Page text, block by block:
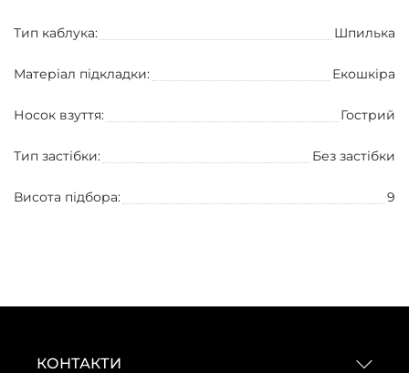
Тип каблука: Шпилька
Матеріал підкладки: Екошкіра
Носок взуття: Гострий
Тип застібки: Без застібки
Висота підбора: 9
КОНТАКТИ